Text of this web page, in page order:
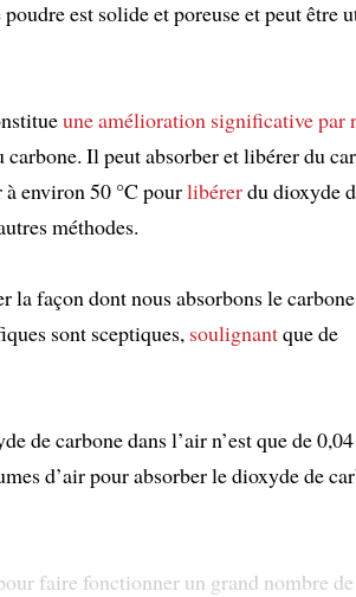
poudre est solide et poreuse et peut être
une amélioration significativepar
carbone. Il peut absorber et libérer du
environ 50 °C pourlibérerdu dioxyde
méthodes.
façon dont nous absorbons le
sont sceptiques, soulignantque de
de carbone dans l’air n’est que de
d’air pour absorber le dioxyde de
faire fonctionner un grand nombre de